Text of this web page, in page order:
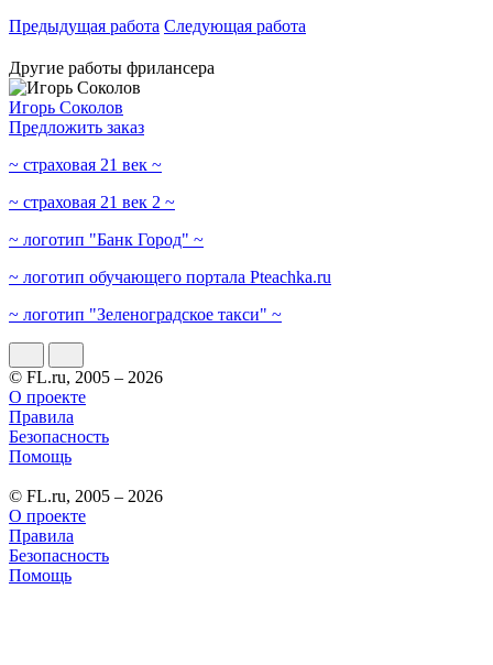
Предыдущая работа Следующая работа
Другие работы фрилансера
Игорь Соколов
Предложить заказ
~ страховая 21 век ~
~ страховая 21 век 2 ~
~ логотип "Банк Город" ~
~ логотип обучающего портала Pteachka.ru
~ логотип "Зеленоградское такси" ~
© FL.ru, 2005 – 2026
О проекте
Правила
Безопасность
Помощь
© FL.ru, 2005 – 2026
О проекте
Правила
Безопасность
Помощь